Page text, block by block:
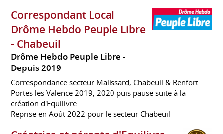
Correspondant Local
Drôme Hebdo Peuple Libre
- Chabeuil
Drôme Hebdo Peuple Libre
Depuis 2019
Correspondance secteur Malissard, Chabeuil & Renfort
Portes les Valence 2019, 2020 puis pause suite à la
création d'Equilivre.
Reprise en Août 2022 pour le secteur Chabeuil